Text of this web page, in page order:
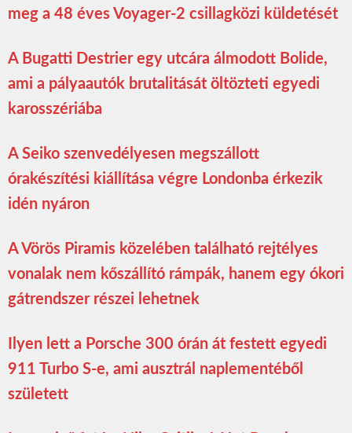
meg a 48 éves Voyager-2 csillagközi küldetését
A Bugatti Destrier egy utcára álmodott Bolide,
ami a pályaautók brutalitását öltözteti egyedi
karosszériába
A Seiko szenvedélyesen megszállott
órakészítési kiállítása végre Londonba érkezik
idén nyáron
A Vörös Piramis közelében található rejtélyes
vonalak nem kőszállító rámpák, hanem egy ókori
gátrendszer részei lehetnek
Ilyen lett a Porsche 300 órán át festett egyedi
911 Turbo S-e, ami ausztrál naplementéből
született